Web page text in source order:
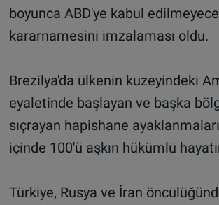
boyunca ABD'ye kabul
kararnamesini imzalaması oldu.
Brezilya'da ülkenin kuzeyindeki
eyaletinde başlayan ve başka
sıçrayan hapishane
içinde 100'ü aşkın hükümlü
Türkiye, Rusya ve İran